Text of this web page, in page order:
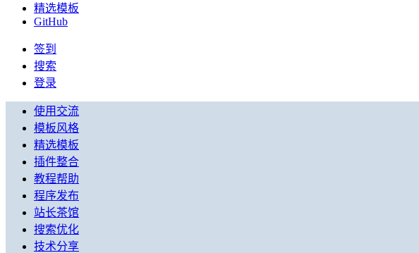
精选模板
GitHub
签到
搜索
登录
使用交流
模板风格
精选模板
插件整合
教程帮助
程序发布
站长茶馆
搜索优化
技术分享